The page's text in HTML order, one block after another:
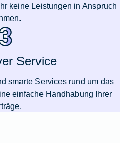
keine Leistungen in Anspruch
Service
smarte Services rund um das
einfache Handhabung Ihrer